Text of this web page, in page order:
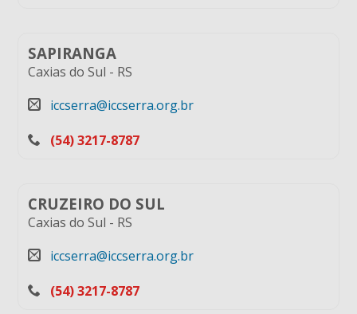
SAPIRANGA
Caxias do Sul - RS
iccserra@iccserra.org.br
(54) 3217-8787
CRUZEIRO DO SUL
Caxias do Sul - RS
iccserra@iccserra.org.br
(54) 3217-8787